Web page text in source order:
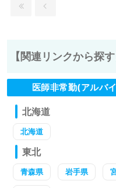
【関連リンクから探す
医師非常勤(アルバ
北海道
北海道
東北
青森県 岩手県